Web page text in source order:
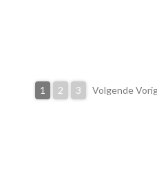
1 2 3 Volgende